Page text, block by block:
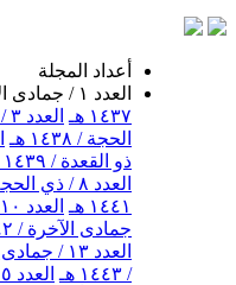
أعداد المجلة
العدد ١ / جمادى الأخرة / ١٤٣٧ هـ
١٤٣٧ هـ
العدد ٣ / جمادى الآخرة / ١٤٣٨ هـ
الحجة / ١٤٣٨ هـ
ذو القعدة / ١٤٣٩ هـ
العدد ٨ / ذي الحجة / ١٤٤٠ هـ
١٤٤١ هـ
العدد ١٠ / ذو الحجة / ١٤٤١ هـ
جمادى الآخرة / ١٤٤٢ هـ
العدد ١٣ / جمادى الآخرة / ١٤٤٣ هـ
/ ١٤٤٣ هـ
العدد ١٥ / جمادى الآخرة / ١٤٤٤ هـ